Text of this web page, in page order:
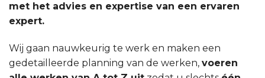
met het advies en expertise van een ervaren
expert.
Wij gaan nauwkeurig te werk en maken een
gedetailleerde planning van de werken, voeren